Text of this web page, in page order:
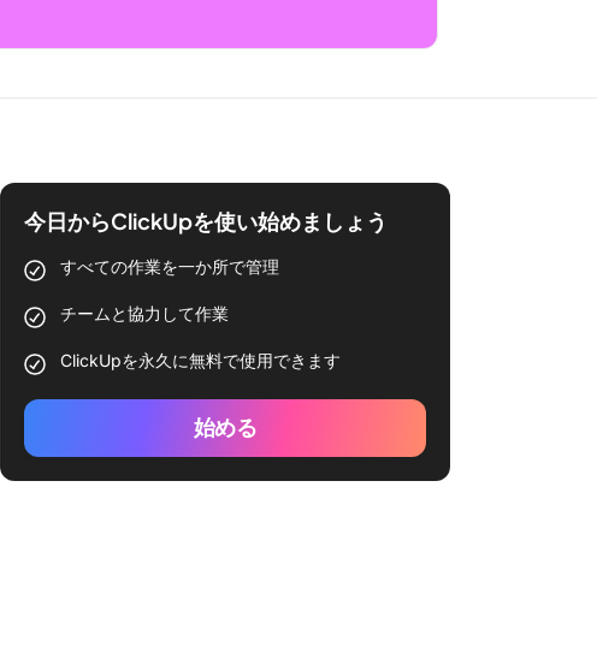
今日からClickUpを使い始めましょう
すべての作業を一か所で管理
チームと協力して作業
ClickUpを永久に無料で使用できます
始める